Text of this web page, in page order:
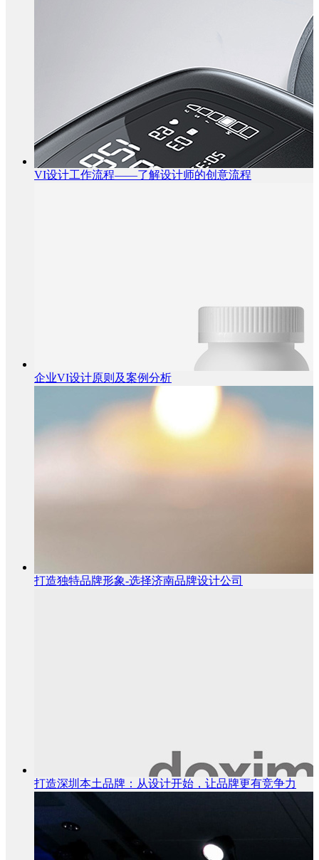
VI设计工作流程——了解设计师的创意流程
企业VI设计原则及案例分析
打造独特品牌形象-选择济南品牌设计公司
打造深圳本土品牌：从设计开始，让品牌更有竞争力